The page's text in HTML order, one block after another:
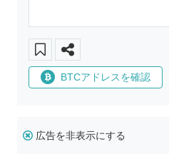
BTCアドレスを確認
広告を非表示にする